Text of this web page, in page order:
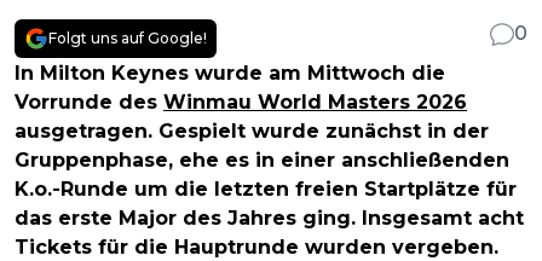
Folgt uns auf Google!
0
In Milton Keynes wurde am Mittwoch die
Vorrunde des Winmau World Masters 2026
ausgetragen. Gespielt wurde zunächst in der
Gruppenphase, ehe es in einer anschließenden
K.o.-Runde um die letzten freien Startplätze für
das erste Major des Jahres ging. Insgesamt acht
Tickets für die Hauptrunde wurden vergeben.